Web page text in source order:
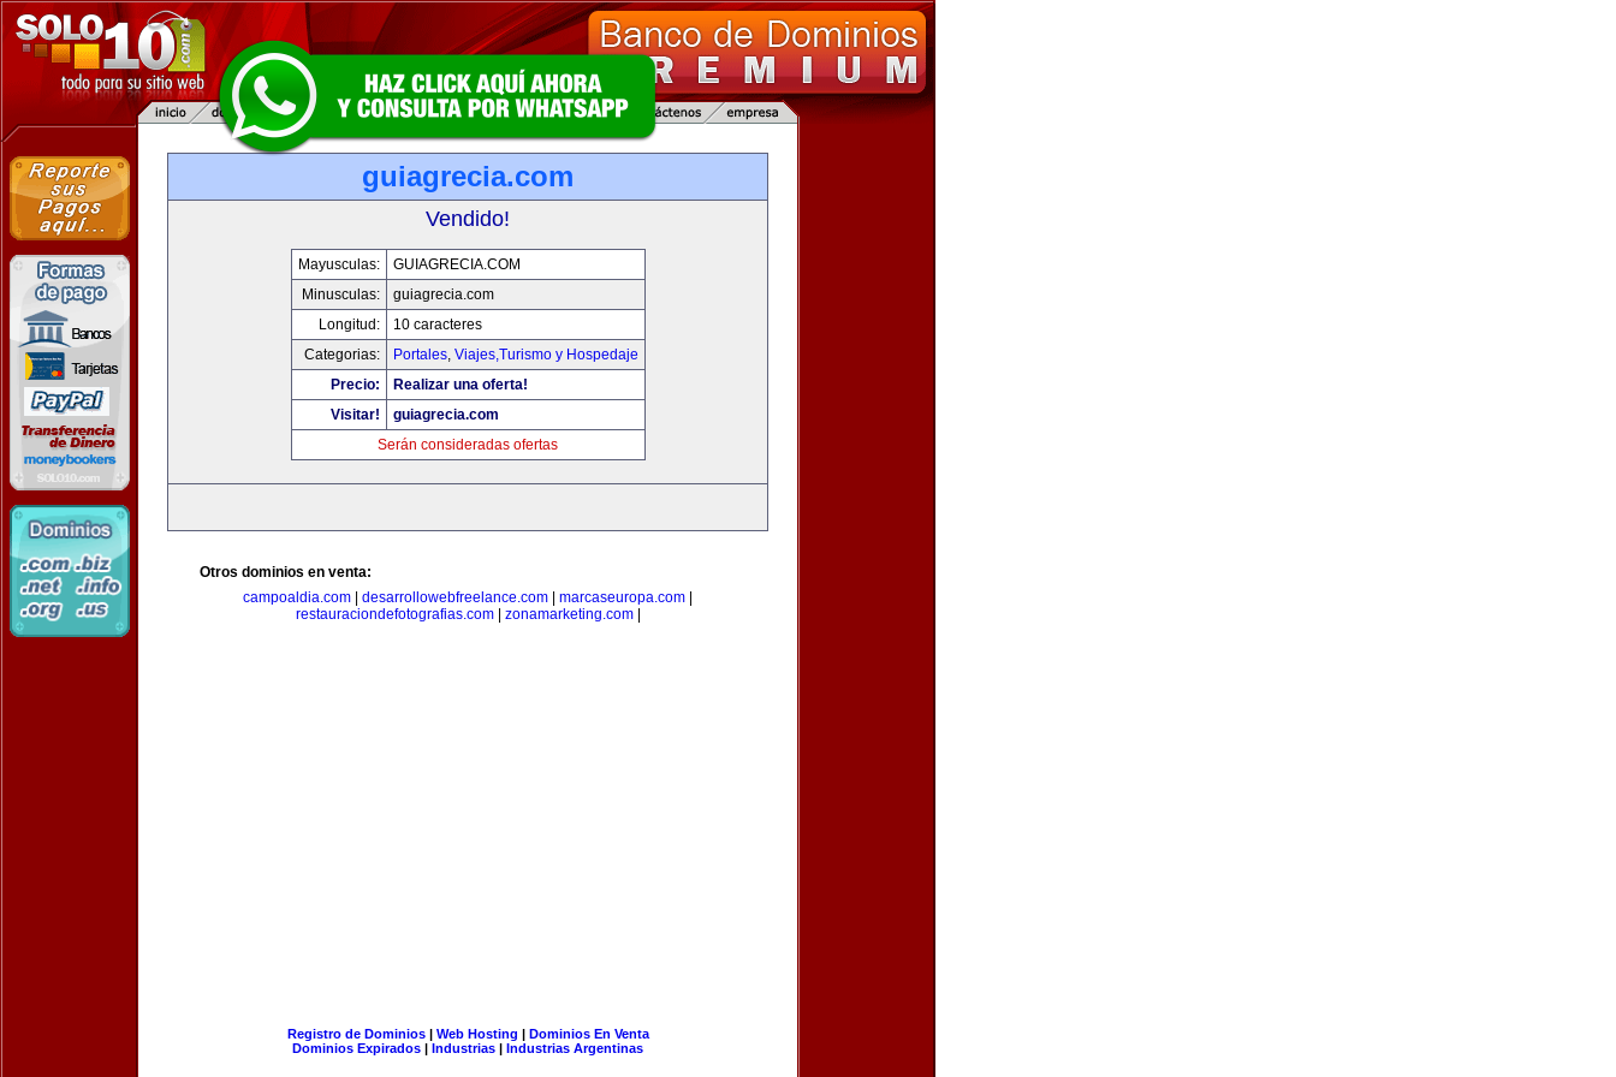
guiagrecia.com
Vendido!
Mayusculas:
GUIAGRECIA.COM
Minusculas:
guiagrecia.com
Longitud:
10 caracteres
Categorias:
Portales, Viajes,Turismo y Hospedaje
Precio:
Realizar una oferta!
Visitar!
guiagrecia.com
Serán consideradas ofertas
Otros dominios en venta:
campoaldia.com
desarrollowebfreelance.com marcaseuropa.com
restauraciondefotografias.com| zonamarketing.com|
Registro de Dominios| Web Hosting | Dominios En Venta
Dominios Expirados | Industrias | Industrias Argentinas